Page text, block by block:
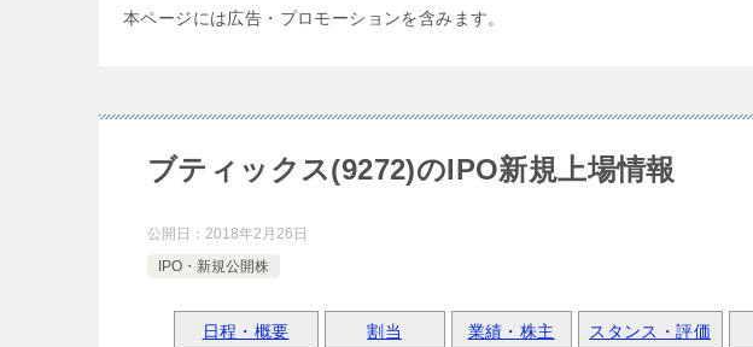
本ページには広告・プロモーションを含みます。
ブティックス(9272)のIPO新規上場情報
公開日： 2018年2月26日
IPO・新規公開株
日程・概要 割当 業績・株主 スタンス・評価